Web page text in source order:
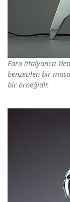
Faro (italyanca
benzetilen bir
bir örneğidir.